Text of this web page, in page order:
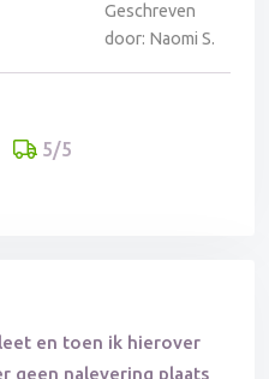
Geschreven
door: Naomi S.
5/5
en toen ik hierover
geen nalevering plaats